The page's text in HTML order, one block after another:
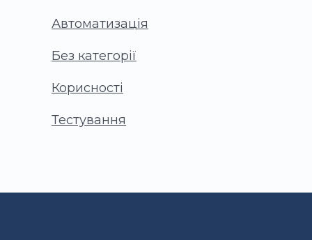
Автоматизація
Без категорії
Корисності
Тестування